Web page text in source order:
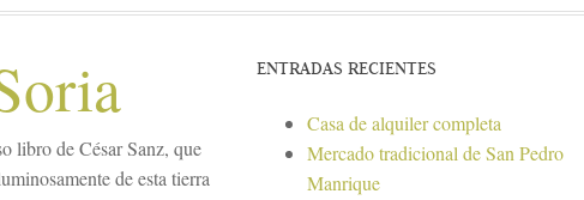
libro de César Sanz, que
de esta tierra
ENTRADAS RECIENTES
Casa de alquiler completa
Mercado tradicional de San Pedro
Manrique